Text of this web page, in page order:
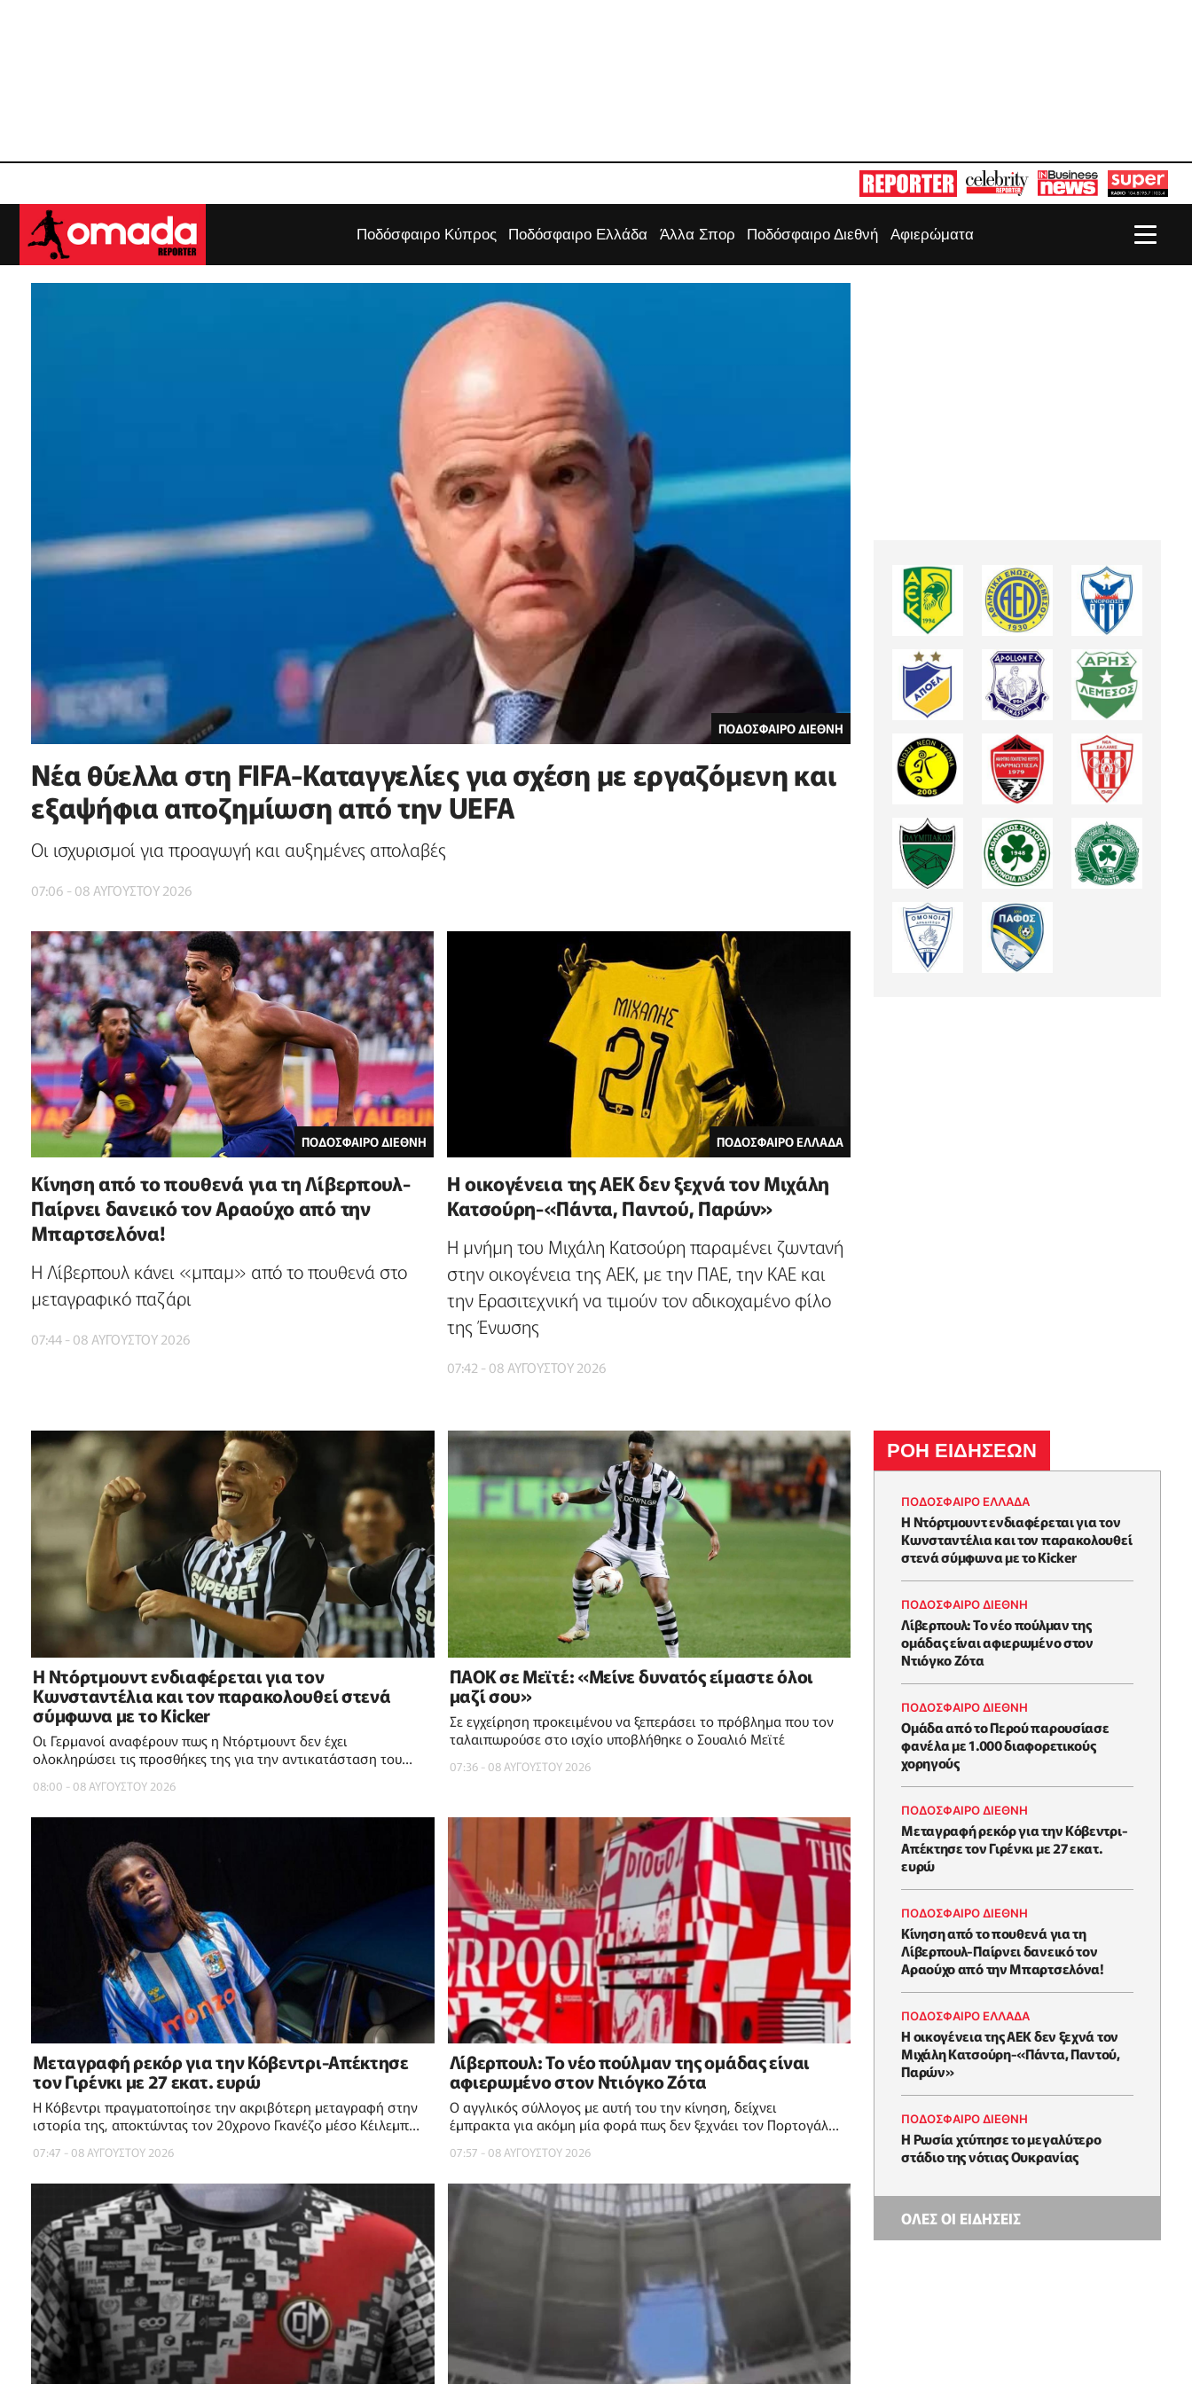
Ποδόσφαιρο Κύπρος Ποδόσφαιρο Ελλάδα Άλλα Σπορ Ποδόσφαιρο Διεθνή Αφιερώματα
ΠΟΔΟΣΦΑΙΡΟ ΔΙΕΘΝΗ
Νέα θύελλα στη FIFA-Καταγγελίες για σχέση με εργαζόμενη και
εξαψήφια αποζημίωση από την UEFA
Οι ισχυρισμοί για προαγωγή και αυξημένες απολαβές
07:06 - 08 ΑΥΓΟΥΣΤΟΥ 2026
ΠΟΔΟΣΦΑΙΡΟ ΔΙΕΘΝΗ
Kίνηση από το πουθενά για τη Λίβερπουλ-
Παίρνει δανεικό τον Αραούχο από την
Μπαρτσελόνα!
Η Λίβερπουλ κάνει «μπαμ» από το πουθενά στο
μεταγραφικό παζάρι
07:44 - 08 ΑΥΓΟΥΣΤΟΥ 2026
ΠΟΔΟΣΦΑΙΡΟ ΕΛΛΑΔΑ
Η οικογένεια της ΑΕΚ δεν ξεχνά τον Μιχάλη
Κατσούρη-«Πάντα, Παντού, Παρών»
Η μνήμη του Μιχάλη Κατσούρη παραμένει ζωντανή
στην οικογένεια της ΑΕΚ, με την ΠΑΕ, την ΚΑΕ και
την Ερασιτεχνική να τιμούν τον αδικοχαμένο φίλο
της Ένωσης
07:42 - 08 ΑΥΓΟΥΣΤΟΥ 2026
Η Ντόρτμουντ ενδιαφέρεται για τον
Κωνσταντέλια και τον παρακολουθεί στενά
σύμφωνα με το Kicker
Οι Γερμανοί αναφέρουν πως η Ντόρτμουντ δεν έχει
ολοκληρώσει τις προσθήκες της για την αντικατάσταση του
08:00 - 08 ΑΥΓΟΥΣΤΟΥ 2026
ΠΑΟΚ σε Μεϊτέ: «Μείνε δυνατός είμαστε όλοι
μαζί σου»
Σε εγχείρηση προκειμένου να ξεπεράσει το πρόβλημα που τον
ταλαιπωρούσε στο ισχίο υποβλήθηκε ο Σουαλιό Μεϊτέ
07:36 - 08 ΑΥΓΟΥΣΤΟΥ 2026
Μεταγραφή ρεκόρ για την Κόβεντρι-Απέκτησε
τον Γιρένκι με 27 εκατ. ευρώ
Η Κόβεντρι πραγματοποίησε την ακριβότερη μεταγραφή στην
ιστορία της, αποκτώντας τον 20χρονο Γκανέζο μέσο Κέιλεμπ
07:47 - 08 ΑΥΓΟΥΣΤΟΥ 2026
Λίβερπουλ: Το νέο πούλμαν της ομάδας είναι
αφιερωμένο στον Ντιόγκο Ζότα
Ο αγγλικός σύλλογος με αυτή του την κίνηση, δείχνει
έμπρακτα για ακόμη μία φορά πως δεν ξεχνάει τον Πορτογάλο
07:57 - 08 ΑΥΓΟΥΣΤΟΥ 2026
ΡΟΗ ΕΙΔΗΣΕΩΝ
ΠΟΔΟΣΦΑΙΡΟ ΕΛΛΑΔΑ
Η Ντόρτμουντ ενδιαφέρεται για τον
Κωνσταντέλια και τον παρακολουθεί
στενά σύμφωνα με το Kicker
ΠΟΔΟΣΦΑΙΡΟ ΔΙΕΘΝΗ
Λίβερπουλ: Το νέο πούλμαν της
ομάδας είναι αφιερωμένο στον
Ντιόγκο Ζότα
ΠΟΔΟΣΦΑΙΡΟ ΔΙΕΘΝΗ
Ομάδα από το Περού παρουσίασε
φανέλα με 1.000 διαφορετικούς
χορηγούς
ΠΟΔΟΣΦΑΙΡΟ ΔΙΕΘΝΗ
Μεταγραφή ρεκόρ για την Κόβεντρι-
Απέκτησε τον Γιρένκι με 27 εκατ.
ευρώ
ΠΟΔΟΣΦΑΙΡΟ ΔΙΕΘΝΗ
Kίνηση από το πουθενά για τη
Λίβερπουλ-Παίρνει δανεικό τον
Αραούχο από την Μπαρτσελόνα!
ΠΟΔΟΣΦΑΙΡΟ ΕΛΛΑΔΑ
Η οικογένεια της ΑΕΚ δεν ξεχνά τον
Μιχάλη Κατσούρη-«Πάντα, Παντού,
Παρών»
ΠΟΔΟΣΦΑΙΡΟ ΔΙΕΘΝΗ
Η Ρωσία χτύπησε το μεγαλύτερο
στάδιο της νότιας Ουκρανίας
ΟΛΕΣ ΟΙ ΕΙΔΗΣΕΙΣ